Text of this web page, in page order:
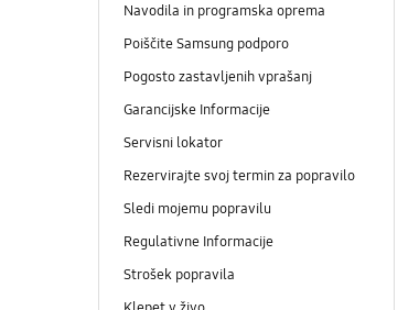
Navodila in programska oprema
Poiščite Samsung podporo
Pogosto zastavljenih vprašanj
Garancijske Informacije
Servisni lokator
Rezervirajte svoj termin za popravilo
Sledi mojemu popravilu
Regulativne Informacije
Strošek popravila